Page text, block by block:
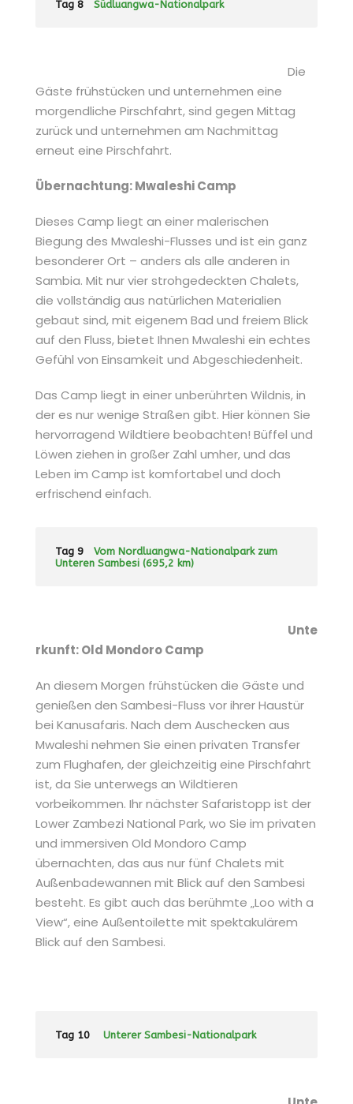
Tag 8 Südluangwa-Nationalpark
Die
Gäste frühstücken und unternehmen eine
morgendliche Pirschfahrt, sind gegen Mittag
zurück und unternehmen am Nachmittag
erneut eine Pirschfahrt.
Übernachtung: Mwaleshi Camp
Dieses Camp liegt an einer malerischen
Biegung des Mwaleshi-Flusses und ist ein ganz
besonderer Ort – anders als alle anderen in
Sambia. Mit nur vier strohgedeckten Chalets,
die vollständig aus natürlichen Materialien
gebaut sind, mit eigenem Bad und freiem Blick
auf den Fluss, bietet Ihnen Mwaleshi ein echtes
Gefühl von Einsamkeit und Abgeschiedenheit.
Das Camp liegt in einer unberührten Wildnis, in
der es nur wenige Straßen gibt. Hier können Sie
hervorragend Wildtiere beobachten! Büffel und
Löwen ziehen in großer Zahl umher, und das
Leben im Camp ist komfortabel und doch
erfrischend einfach.
Tag 9
Vom Nordluangwa-Nationalpark zum
Unteren Sambesi (695,2 km)
Unte
rkunft: Old Mondoro Camp
An diesem Morgen frühstücken die Gäste und
genießen den Sambesi-Fluss vor ihrer Haustür
bei Kanusafaris. Nach dem Auschecken aus
Mwaleshi nehmen Sie einen privaten Transfer
zum Flughafen, der gleichzeitig eine Pirschfahrt
ist, da Sie unterwegs an Wildtieren
vorbeikommen. Ihr nächster Safaristopp ist der
Lower Zambezi National Park, wo Sie im privaten
und immersiven Old Mondoro Camp
übernachten, das aus nur fünf Chalets mit
Außenbadewannen mit Blick auf den Sambesi
besteht. Es gibt auch das berühmte „Loo with a
View“, eine Außentoilette mit spektakulärem
Blick auf den Sambesi.
Tag 10 Unterer Sambesi-Nationalpark